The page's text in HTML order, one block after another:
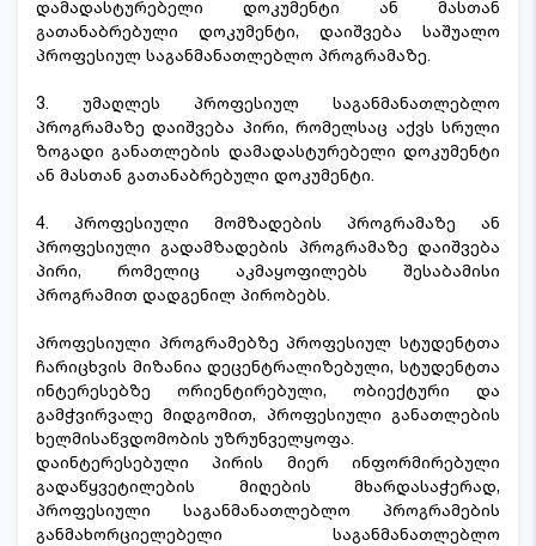
დამადასტურებელი დოკუმენტი ან მასთან
გათანაბრებული დოკუმენტი, დაიშვება საშუალო
პროფესიულ საგანმანათლებლო პროგრამაზე.
3. უმაღლეს პროფესიულ საგანმანათლებლო
პროგრამაზე დაიშვება პირი, რომელსაც აქვს სრული
ზოგადი განათლების დამადასტურებელი დოკუმენტი
ან მასთან გათანაბრებული დოკუმენტი.
4. პროფესიული მომზადების პროგრამაზე ან
პროფესიული გადამზადების პროგრამაზე დაიშვება
პირი, რომელიც აკმაყოფილებს შესაბამისი
პროგრამით დადგენილ პირობებს.
პროფესიული პროგრამებზე პროფესიულ სტუდენტთა
ჩარიცხვის მიზანია დეცენტრალიზებული, სტუდენტთა
ინტერესებზე ორიენტირებული, ობიექტური და
გამჭვირვალე მიდგომით, პროფესიული განათლების
ხელმისაწვდომობის უზრუნველყოფა.
დაინტერესებული პირის მიერ ინფორმირებული
გადაწყვეტილების მიღების მხარდასაჭერად,
პროფესიული საგანმანათლებლო პროგრამების
განმახორციელებელი საგანმანათლებლო